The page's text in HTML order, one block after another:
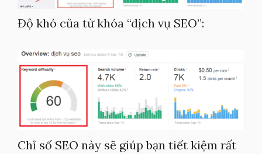
Độ khó của từ khóa “dịch vụ SEO”:
Chỉ số SEO này sẽ giúp bạn tiết kiệm rất